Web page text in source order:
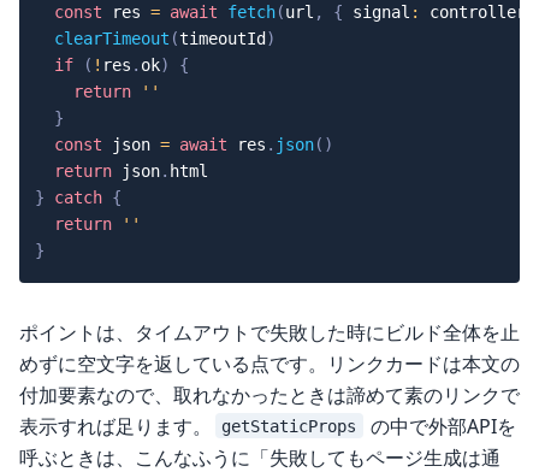
const res = await fetch(url , { signal : controller
clearTimeout (timeoutId )
if
( ! res . ok)
{
return
''
}
const json = await res . json( )
return json.
}
catch {
return
''
}
ポイントは、タイムアウトで失敗した時にビルド全体を止
めずに空文字を返している点です。リンクカードは本文の
付加要素なので、取れなかったときは諦めて素のリンクで
表示すれば足ります。
getStaticProps
の中で外部APIを
呼ぶときは、こんなふうに「失敗してもページ生成は通